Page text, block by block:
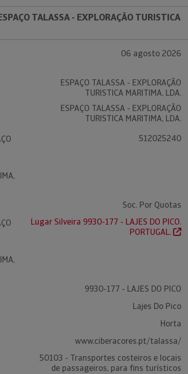
TALASSA - EXPLORAÇÃO TURISTICA
06 agosto 2026
ESPAÇO TALASSA - EXPLORAÇÃO
TURISTICA MARITIMA, LDA.
ESPAÇO TALASSA - EXPLORAÇÃO
TURISTICA MARITIMA, LDA.
512025240
Soc. Por Quotas
Lugar Silveira 9930-177 - LAJES DO PICO.
PORTUGAL.
9930-177 - LAJES DO PICO
Lajes Do Pico
Horta
www.ciberacores.pt/talassa/
50103 - Transportes costeiros e locais
de passageiros, para fins turísticos